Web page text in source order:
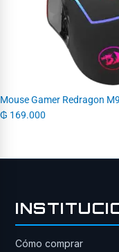
Mouse Gamer Redragon
₲ 169.000
Cómo comprar